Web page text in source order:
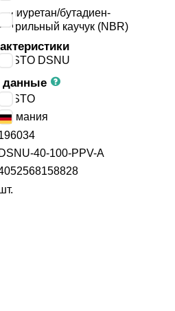
бутадиен-
каучук (NBR)
FESTO DSNU
данные
FESTO
DSNU-40-100-PPV-A